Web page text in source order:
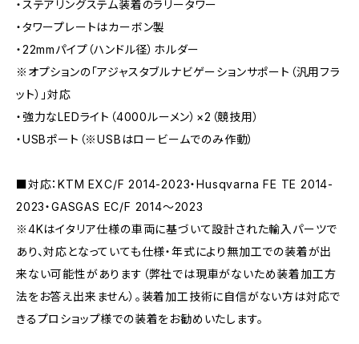
・ステアリングステム装着のラリータワー
・タワープレートはカーボン製
・22mmパイプ（ハンドル径）ホルダー
※オプションの「アジャスタブルナビゲーションサポート（汎用フラ
ット）」対応
・強力なLEDライト（4000ルーメン）×2（競技用）
・USBポート（※USBはロービームでのみ作動）
■対応：KTM EXC/F 2014-2023・Husqvarna FE TE 2014-
2023・GASGAS EC/F 2014～2023
※4Kはイタリア仕様の車両に基づいて設計された輸入パーツで
あり、対応となっていても仕様・年式により無加工での装着が出
来ない可能性があります（弊社では現車がないため装着加工方
法をお答え出来ません）。装着加工技術に自信がない方は対応で
きるプロショップ様での装着をお勧めいたします。